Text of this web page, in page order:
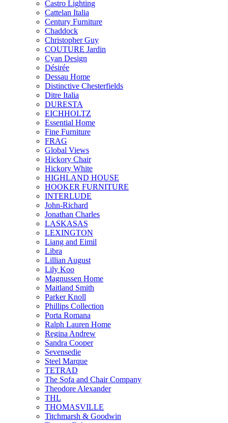
Castro Lighting
Cattelan Italia
Century Furniture
Chaddock
Christopher Guy
COUTURE Jardin
Cyan Design
Désirée
Dessau Home
Distinctive Chesterfields
Ditre Italia
DURESTA
EICHHOLTZ
Essential Home
Fine Furniture
FRAG
Global Views
Hickory Chair
Hickory White
HIGHLAND HOUSE
HOOKER FURNITURE
INTERLUDE
John-Richard
Jonathan Charles
LASKASAS
LEXINGTON
Liang and Eimil
Libra
Lillian August
Lily Koo
Magnussen Home
Maitland Smith
Parker Knoll
Phillips Collection
Porta Romana
Ralph Lauren Home
Regina Andrew
Sandra Cooper
Sevensedie
Steel Marque
TETRAD
The Sofa and Chair Company
Theodore Alexander
THL
THOMASVILLE
Titchmarsh & Goodwin